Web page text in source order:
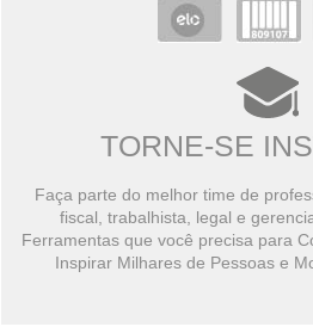
TORNE-SE
Faça parte do melhor time de
fiscal, trabalhista, legal e
Ferramentas que você precisa para
Inspirar Milhares de Pessoas e